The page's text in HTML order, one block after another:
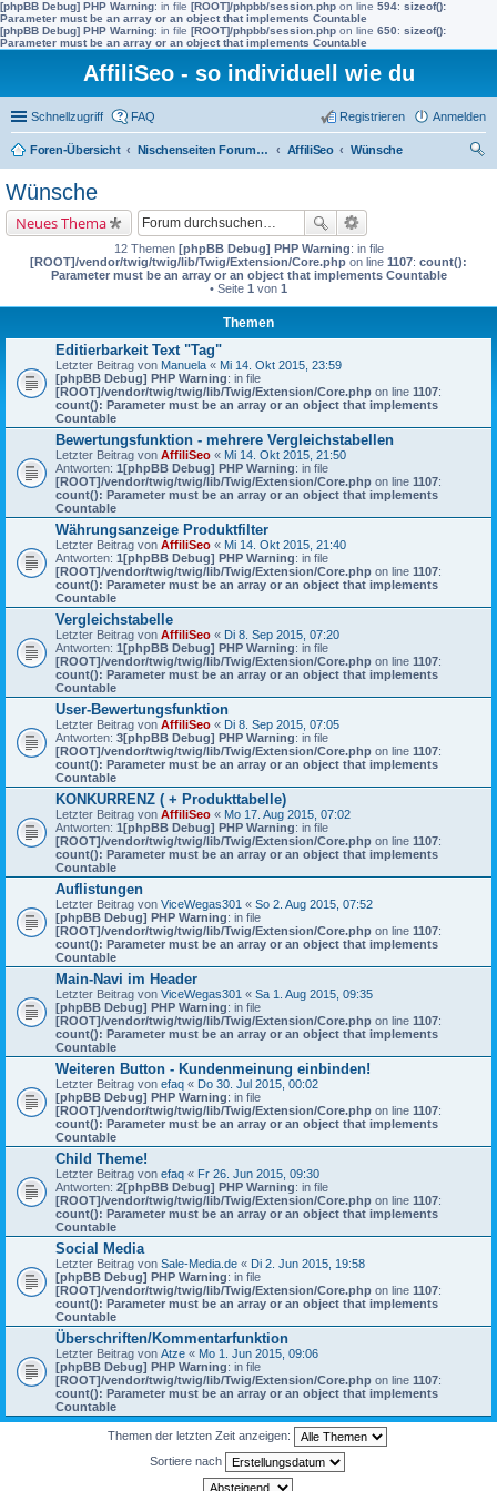
[phpBB Debug] PHP Warning: in file [ROOT]/phpbb/session.php on line 594: sizeof():
Parameter must be an array or an object that implements Countable
[phpBB Debug] PHP Warning: in file [ROOT]/phpbb/session.php on line 650: sizeof():
Parameter must be an array or an object that implements Countable
AffiliSeo - so individuell wie du
Schnellzugriff FAQ Anmelden
Registrieren
Foren-Übersicht Nischenseiten Forum von AffiliSeo AffiliSeo
Wünsche
Wünsche
Neues Thema
12 Themen [phpBB Debug] PHP Warning: in file
[ROOT]/vendor/twig/twig/lib/Twig/Extension/Core.php on line 1107: count():
Parameter must be an array or an object that implements Countable
• Seite 1 von 1
Themen
Editierbarkeit Text "Tag"
Letzter Beitrag von Manuela « Mi 14. Okt 2015, 23:59
[phpBB Debug] PHP Warning: in file
[ROOT]/vendor/twig/twig/lib/Twig/Extension/Core.php on line 1107:
count(): Parameter must be an array or an object that implements
Countable
Bewertungsfunktion - mehrere Vergleichstabellen
Letzter Beitrag von AffiliSeo « Mi 14. Okt 2015, 21:50
Antworten: 1[phpBB Debug] PHP Warning: in file
[ROOT]/vendor/twig/twig/lib/Twig/Extension/Core.php on line 1107:
count(): Parameter must be an array or an object that implements
Countable
Währungsanzeige Produktfilter
Letzter Beitrag von AffiliSeo « Mi 14. Okt 2015, 21:40
Antworten: 1[phpBB Debug] PHP Warning: in file
[ROOT]/vendor/twig/twig/lib/Twig/Extension/Core.php on line 1107:
count(): Parameter must be an array or an object that implements
Countable
Vergleichstabelle
Letzter Beitrag von AffiliSeo « Di 8. Sep 2015, 07:20
Antworten: 1[phpBB Debug] PHP Warning: in file
[ROOT]/vendor/twig/twig/lib/Twig/Extension/Core.php on line 1107:
count(): Parameter must be an array or an object that implements
Countable
User-Bewertungsfunktion
Letzter Beitrag von AffiliSeo « Di 8. Sep 2015, 07:05
Antworten: 3[phpBB Debug] PHP Warning: in file
[ROOT]/vendor/twig/twig/lib/Twig/Extension/Core.php on line 1107:
count(): Parameter must be an array or an object that implements
Countable
KONKURRENZ ( + Produkttabelle)
Letzter Beitrag von AffiliSeo « Mo 17. Aug 2015, 07:02
Antworten: 1[phpBB Debug] PHP Warning: in file
[ROOT]/vendor/twig/twig/lib/Twig/Extension/Core.php on line 1107:
count(): Parameter must be an array or an object that implements
Countable
Auflistungen
Letzter Beitrag von ViceWegas301 « So 2. Aug 2015, 07:52
[phpBB Debug] PHP Warning: in file
[ROOT]/vendor/twig/twig/lib/Twig/Extension/Core.php on line 1107:
count(): Parameter must be an array or an object that implements
Countable
Main-Navi im Header
Letzter Beitrag von ViceWegas301 « Sa 1. Aug 2015, 09:35
[phpBB Debug] PHP Warning: in file
[ROOT]/vendor/twig/twig/lib/Twig/Extension/Core.php on line 1107:
count(): Parameter must be an array or an object that implements
Countable
Weiteren Button - Kundenmeinung einbinden!
Letzter Beitrag von efaq « Do 30. Jul 2015, 00:02
[phpBB Debug] PHP Warning: in file
[ROOT]/vendor/twig/twig/lib/Twig/Extension/Core.php on line 1107:
count(): Parameter must be an array or an object that implements
Countable
Child Theme!
Letzter Beitrag von efaq « Fr 26. Jun 2015, 09:30
Antworten: 2[phpBB Debug] PHP Warning: in file
[ROOT]/vendor/twig/twig/lib/Twig/Extension/Core.php on line 1107:
count(): Parameter must be an array or an object that implements
Countable
Social Media
Letzter Beitrag von Sale-Media.de « Di 2. Jun 2015, 19:58
[phpBB Debug] PHP Warning: in file
[ROOT]/vendor/twig/twig/lib/Twig/Extension/Core.php on line 1107:
count(): Parameter must be an array or an object that implements
Countable
Überschriften/Kommentarfunktion
Letzter Beitrag von Atze « Mo 1. Jun 2015, 09:06
[phpBB Debug] PHP Warning: in file
[ROOT]/vendor/twig/twig/lib/Twig/Extension/Core.php on line 1107:
count(): Parameter must be an array or an object that implements
Countable
Themen der letzten Zeit anzeigen:
Sortiere nach